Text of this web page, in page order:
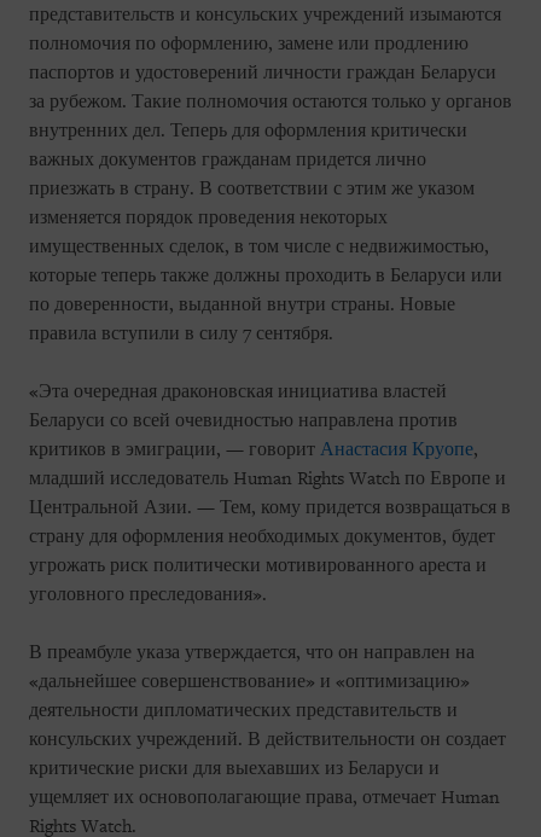
представительств и консульских учреждений изымаются
полномочия по оформлению, замене или продлению
паспортов и удостоверений личности граждан Беларуси
за рубежом. Такие полномочия остаются только у органов
внутренних дел. Теперь для оформления критически
важных документов гражданам придется лично
приезжать в страну. В соответствии с этим же указом
изменяется порядок проведения некоторых
имущественных сделок, в том числе с недвижимостью,
которые теперь также должны проходить в Беларуси или
по доверенности, выданной внутри страны. Новые
правила вступили в силу 7 сентября.
«Эта очередная драконовская инициатива властей
Беларуси со всей очевидностью направлена против
критиков в эмиграции, — говорит Анастасия Круопе,
младший исследователь Human Rights Watch по Европе и
Центральной Азии. — Тем, кому придется возвращаться в
страну для оформления необходимых документов, будет
угрожать риск политически мотивированного ареста и
уголовного преследования».
В преамбуле указа утверждается, что он направлен на
«дальнейшее совершенствование» и «оптимизацию»
деятельности дипломатических представительств и
консульских учреждений. В действительности он создает
критические риски для выехавших из Беларуси и
ущемляет их основополагающие права, отмечает Human
Rights Watch.